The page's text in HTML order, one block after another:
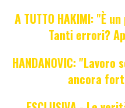
A TUTTO HAKIMI: "È
Tanti errori?
HANDANOVIC:
ancora